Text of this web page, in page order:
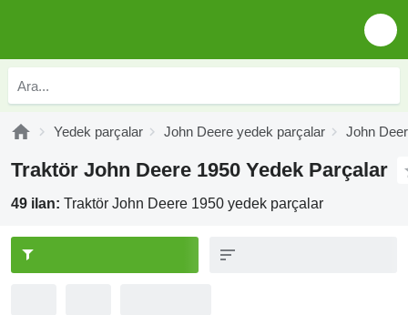
Yedek parçalar John Deere yedek parçalar John
Traktör John Deere 1950 Yedek Parçalar
49 ilan: Traktör John Deere 1950 yedek parçalar